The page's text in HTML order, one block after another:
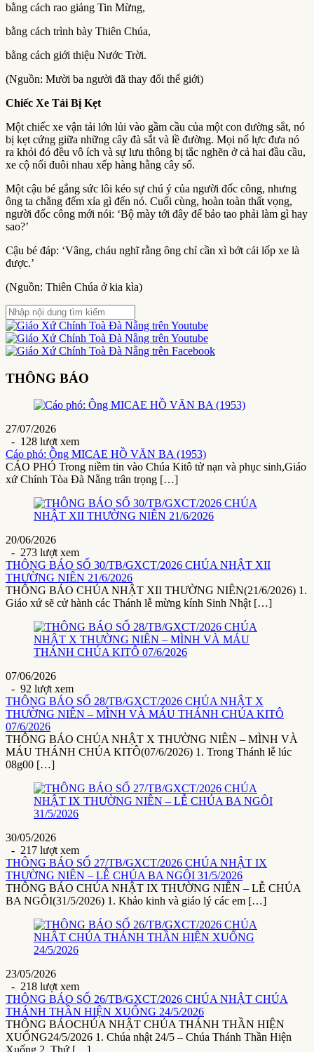
bằng cách rao giảng Tin Mừng,
bằng cách trình bày Thiên Chúa,
bằng cách giới thiệu Nước Trời.
(Nguồn: Mười ba người đã thay đổi thế giới)
Chiếc Xe Tải Bị Kẹt
Một chiếc xe vận tải lớn lủi vào gầm cầu của một con đường sắt, nó
bị kẹt cứng giữa những cây đà sắt và lề đường. Mọi nổ lực đưa nó
ra khỏi đó đều vô ích và sự lưu thông bị tắc nghẽn ở cả hai đầu cầu,
xe cộ nối đuôi nhau xếp hàng hằng cây số.
Một cậu bé gắng sức lôi kéo sự chú ý của người đốc công, nhưng
ông ta chẳng đếm xỉa gì đến nó. Cuối cùng, hoàn toàn thất vọng,
người đốc công mới nói: ‘Bộ mày tới đây để bảo tao phải làm gì hay
sao?’
Cậu bé đáp: ‘Vâng, cháu nghĩ rằng ông chỉ cần xì bớt cái lốp xe là
được.’
(Nguồn: Thiên Chúa ở kia kìa)
THÔNG BÁO
27/07/2026
- 128 lượt xem
Cáo phó: Ông MICAE HỒ VĂN BA (1953)
CÁO PHÓ Trong niềm tin vào Chúa Kitô tử nạn và phục sinh,Giáo
xứ Chính Tòa Đà Nẵng trân trọng […]
20/06/2026
- 273 lượt xem
THÔNG BÁO SỐ 30/TB/GXCT/2026 CHÚA NHẬT XII
THƯỜNG NIÊN 21/6/2026
THÔNG BÁO CHÚA NHẬT XII THƯỜNG NIÊN(21/6/2026) 1.
Giáo xứ sẽ cử hành các Thánh lễ mừng kính Sinh Nhật […]
07/06/2026
- 92 lượt xem
THÔNG BÁO SỐ 28/TB/GXCT/2026 CHÚA NHẬT X
THƯỜNG NIÊN – MÌNH VÀ MÁU THÁNH CHÚA KITÔ
07/6/2026
THÔNG BÁO CHÚA NHẬT X THƯỜNG NIÊN – MÌNH VÀ
MÁU THÁNH CHÚA KITÔ(07/6/2026) 1. Trong Thánh lễ lúc
08g00 […]
30/05/2026
- 217 lượt xem
THÔNG BÁO SỐ 27/TB/GXCT/2026 CHÚA NHẬT IX
THƯỜNG NIÊN – LỄ CHÚA BA NGÔI 31/5/2026
THÔNG BÁO CHÚA NHẬT IX THƯỜNG NIÊN – LỄ CHÚA
BA NGÔI(31/5/2026) 1. Khảo kinh và giáo lý các em […]
23/05/2026
- 218 lượt xem
THÔNG BÁO SỐ 26/TB/GXCT/2026 CHÚA NHẬT CHÚA
THÁNH THẦN HIỆN XUỐNG 24/5/2026
THÔNG BÁOCHÚA NHẬT CHÚA THÁNH THẦN HIỆN
XUỐNG24/5/2026 1. Chúa nhật 24/5 – Chúa Thánh Thần Hiện